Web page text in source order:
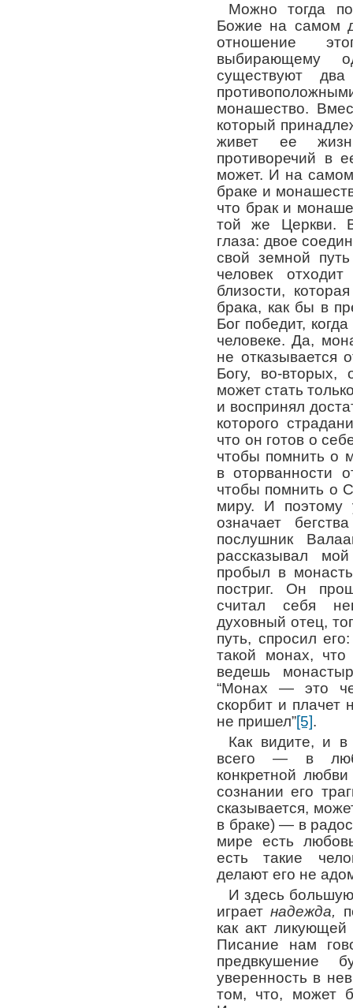
Можно тогда
Божие на самом
отношение
выбирающему
существуют два
монашество.
который
живет ее
противоречий в
может. И на
браке и
что брак и
той же Церкви.
глаза: двое
свой земной
человек
близости,
брака, как бы в
Бог победит,
человеке. Да,
не отказывается
Богу, во-
может стать
и воспринял
которого
что он готов о
чтобы помнить о
в оторванности
чтобы помнить о
миру. И поэтому
означает
послушник
рассказывал
пробыл в
постриг. Он
считал себя
духовный отец,
путь, спросил
такой монах,
ведешь
“Монах — это
скорбит и
не пришел”[5].
Как видите, и
всего — в
конкретной
сознании его
сказывается,
в браке) — в
мире есть
есть такие
делают его не
И здесь
играетнадежда,
как акт
Писание нам
уверенность в
том, что, может